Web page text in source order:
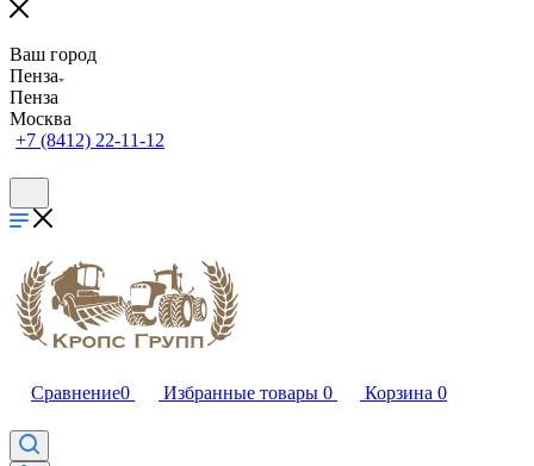
Ваш город
Пенза
Пенза
Москва
+7 (8412) 22-11-12
Сравнение0 Избранные товары 0 Корзина 0